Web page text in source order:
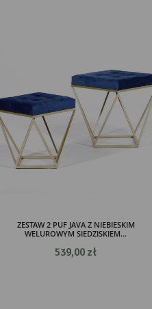
ZESTAW 2 PUF JAVA Z NIEBIESKIM
WELUROWYM SIEDZISKIEM...
539,00 zł